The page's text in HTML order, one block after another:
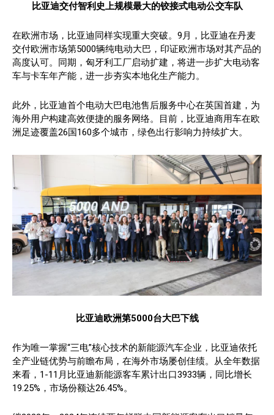
比亚迪交付智利史上规模最大的铰接式电动公交车队
在欧洲市场，比亚迪同样实现重大突破。9月，比亚迪在丹麦
交付欧洲市场第5000辆纯电动大巴，印证欧洲市场对其产品的
高度认可。同期，匈牙利工厂启动扩建，将进一步扩大电动客
车与卡车年产能，进一步夯实本地化生产能力。
此外，比亚迪首个电动大巴电池售后服务中心在英国首建，为
海外用户构建高效便捷的服务网络。目前，比亚迪商用车在欧
洲足迹覆盖26国160多个城市，绿色出行影响力持续扩大。
比亚迪欧洲第5000台大巴下线
作为唯一掌握“三电”核心技术的新能源汽车企业，比亚迪依托
全产业链优势与前瞻布局，在海外市场屡创佳绩。从全年数据
来看，1-11月比亚迪新能源客车累计出口3933辆，同比增长
19.25%，市场份额达26.45%。